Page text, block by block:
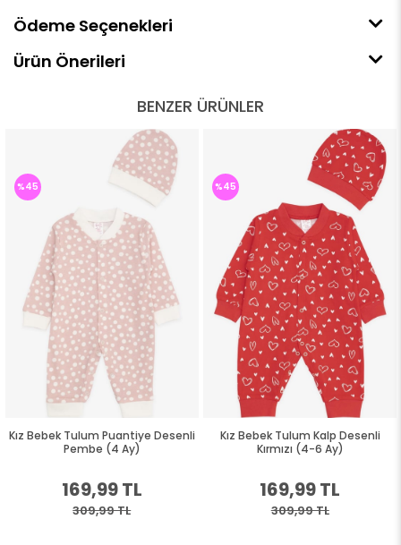
Ödeme Seçenekleri
Ürün Önerileri
BENZER ÜRÜNLER
Kız Bebek Tulum Puantiye Desenli
Pembe (4 Ay)
169,99 TL
309,99 TL
%45
Kız Bebek Tulum Kalp Desenli
Kırmızı (4-6 Ay)
169,99 TL
309,99 TL
%45